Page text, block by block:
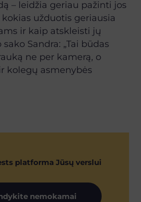
– leidžia geriau pažinti jos
kokias užduotis geriausia
ir kaip atskleisti jų
Sandra: „Tai būdas
ne per kamerą, o
kolegų asmenybės
platforma Jūsų verslui
nemokamai